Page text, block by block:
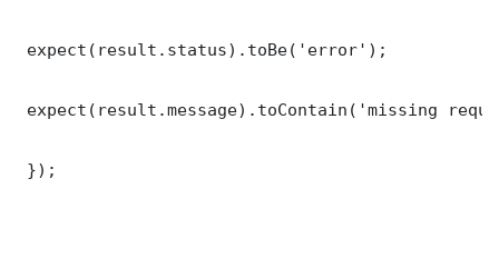
expect(result.status).toBe('error');
expect(result.message).toContain('missing
});